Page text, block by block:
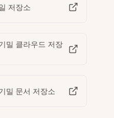
저장소
밀 클라우드 저장
밀 문서 저장소